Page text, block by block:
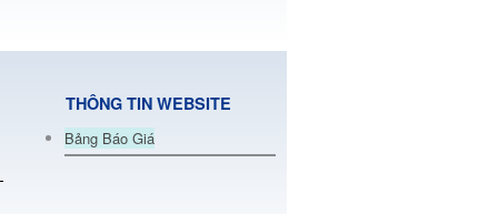
THÔNG TIN WEBSITE
Bảng Báo Giá